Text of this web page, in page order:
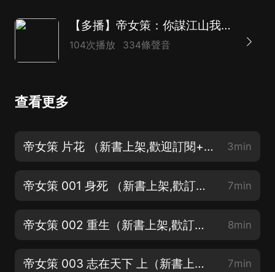
【多播】帝女策：你謀江山我謀你 | 重生權謀大女主
104次播放 334條聲音
查看更多
帝女策 片花 （新書上架,歡迎訂閱+關注+月票支持） 3min
帝女策 001 身死 （新書上架,歡訂閱+關注+月票支持） 7min
帝女策 002 重生（新書上架,歡訂閱+關注+月票支持） 8min
帝女策 003 志在天下 上（新書上架,歡訂閱+關注+月票支持） 7min